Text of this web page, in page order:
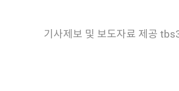
기사제보 및 보도자료 제공